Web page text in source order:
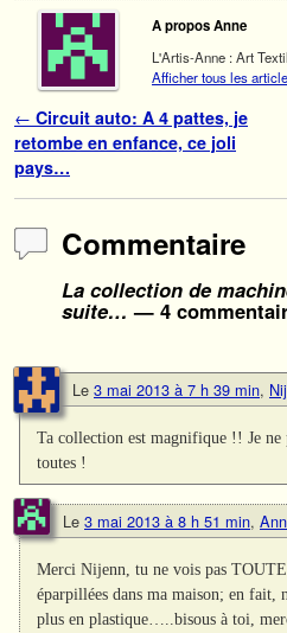
A propos Anne
L'Artis-Anne : Art
Afficher tous les
Navigation des articles
← Circuit auto: A 4 pattes, je
retombe en enfance, ce joli
pays…
Commentaire
La collection de
suite… — 4
Le 3 mai 2013 à 7 h 39 min,
Ta collection est magnifique !! Je
toutes !
Le 3 mai 2013 à 8 h 51 min,
Merci Nijenn, tu ne vois pas
éparpillées dans ma maison; en fait,
plus en plastique…..bisous à toi,